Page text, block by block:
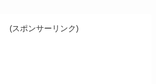
(スポンサーリンク)